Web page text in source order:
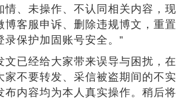
情、未操作、不认同相关内容，现
博客服申诉、删除违规博文，重置
录保护加固账号安全。”
文已经给大家带来误导与困扰，在
家不要转发、采信被盗期间的不实
布内容均为本人真实操作。稍后将